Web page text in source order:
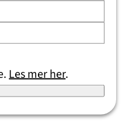
Les mer her.